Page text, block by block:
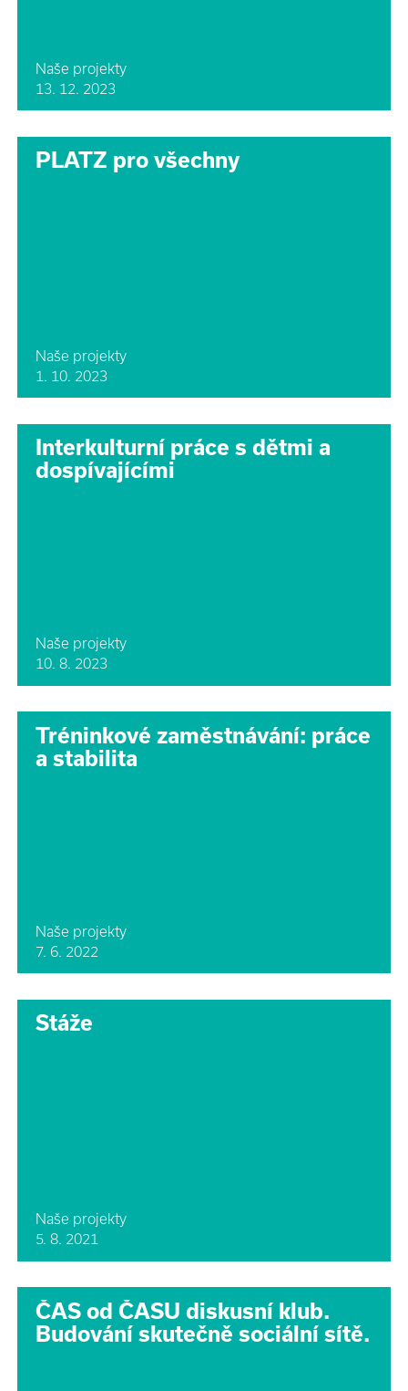
Naše projekty
13. 12. 2023
PLATZ pro všechny
Naše projekty
1. 10. 2023
Interkulturní práce s dětmi a
dospívajícími
Naše projekty
10. 8. 2023
Tréninkové zaměstnávání: práce
a stabilita
Naše projekty
7. 6. 2022
Stáže
Naše projekty
5. 8. 2021
ČAS od ČASU diskusní klub.
Budování skutečně sociální sítě.